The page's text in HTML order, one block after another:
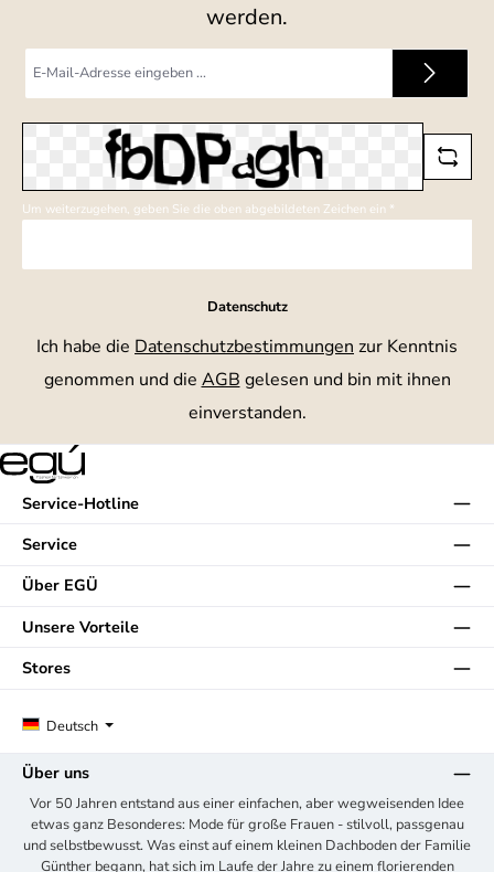
werden.
Mail-
Um weiterzugehen, geben Sie die oben abgebildeten Zeichen ein *
Datenschutz
Ich habe die Datenschutzbestimmungen zur Kenntnis
genommen und die AGB gelesen und bin mit ihnen
einverstanden.
Service-Hotline
Service
Über EGÜ
Unsere Vorteile
Deutsch
Stores
Über uns
Vor 50 Jahren entstand aus einer einfachen, aber wegweisenden Idee
etwas ganz Besonderes: Mode für große Frauen - stilvoll, passgenau
und selbstbewusst. Was einst auf einem kleinen Dachboden der Familie
Günther begann, hat sich im Laufe der Jahre zu einem florierenden